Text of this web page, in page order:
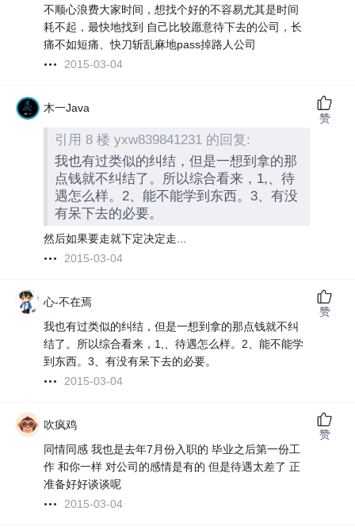
不顺心浪费大家时间，想找个好的不容易尤其是时间
耗不起，最快地找到 自己比较愿意待下去的公司，长
痛不如短痛、快刀斩乱麻地pass掉路人公司
2015-03-04
木一Java
引用 8 楼 yxw839841231 的回复:
我也有过类似的纠结，但是一想到拿的那
点钱就不纠结了。所以综合看来，1,、待
遇怎么样。2、能不能学到东西。3、有没
有呆下去的必要。
然后如果要走就下定决定走...
2015-03-04
赞
心-不在焉
我也有过类似的纠结，但是一想到拿的那点钱就不纠
结了。所以综合看来，1,、待遇怎么样。2、能不能学
到东西。3、有没有呆下去的必要。
2015-03-04
赞
吹疯鸡
同情同感 我也是去年7月份入职的 毕业之后第一份工
作 和你一样 对公司的感情是有的 但是待遇太差了 正
准备好好谈谈呢
2015-03-04
赞